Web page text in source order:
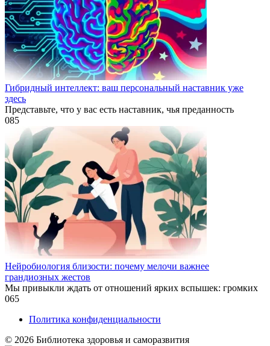
Гибридный интеллект: ваш персональный наставник уже
здесь
Представьте, что у вас есть наставник, чья преданность
085
Нейробиология близости: почему мелочи важнее
грандиозных жестов
Мы привыкли ждать от отношений ярких вспышек: громких
065
Политика конфиденциальности
© 2026 Библиотека здоровья и саморазвития